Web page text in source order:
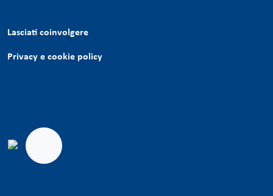
Lasciati coinvolgere
Privacy e cookie policy